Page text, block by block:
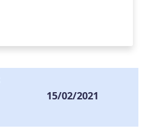
15/02/2021